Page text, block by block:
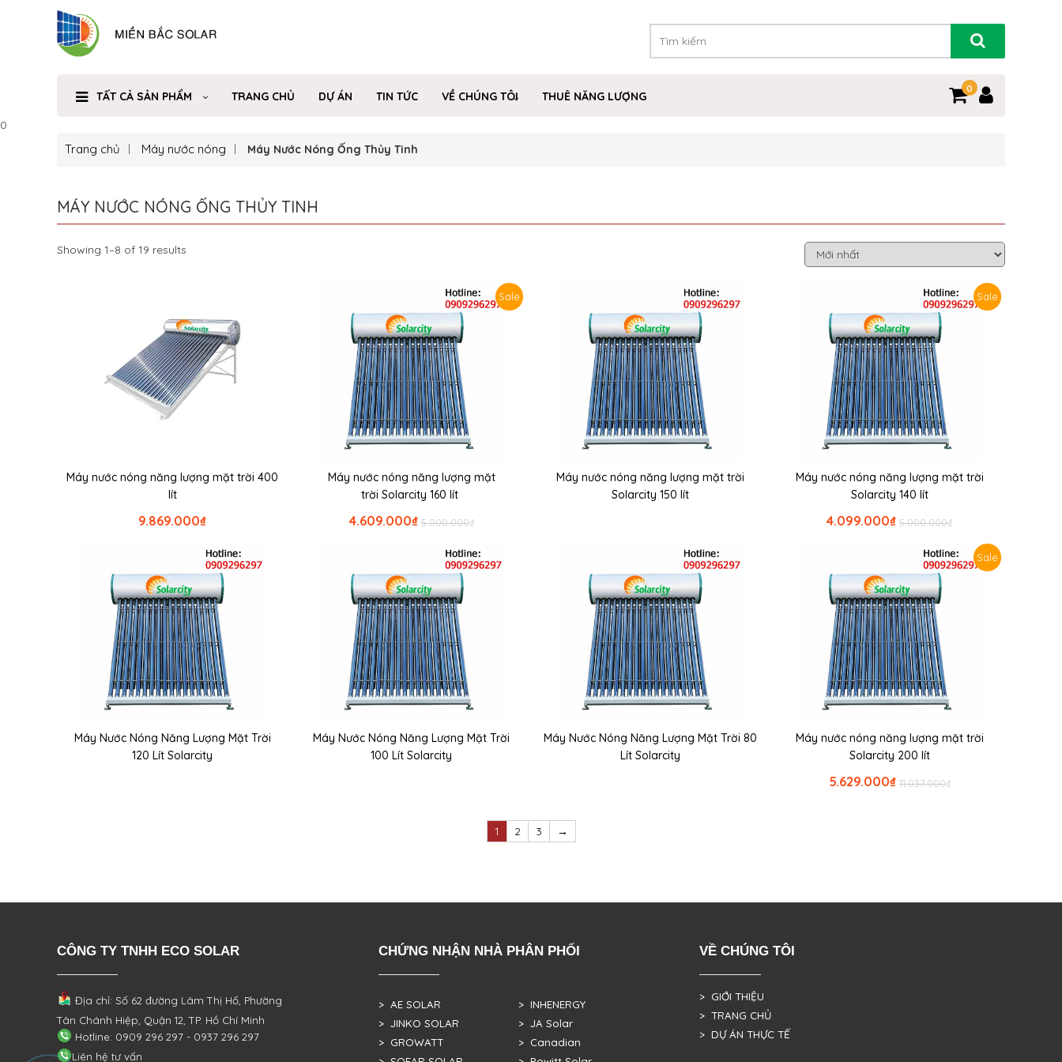
TẤT CẢ SẢN PHẨM TRANG CHỦ DỰ ÁN TIN TỨC VỀ CHÚNG TÔI THUÊ NĂNG LƯỢNG
0
0
Trang chủ Máy nước nóng Máy Nước Nóng Ống Thủy Tinh
MÁY NƯỚC NÓNG ỐNG THỦY TINH
Showing 1–8 of 19 results
Máy nước nóng năng lượng mặt trời 400
lít
₫
9.869.000
Sale
Máy nước nóng năng lượng mặt
trời Solarcity 160 lít
₫
5.000.000
₫
4.609.000
Máy nước nóng năng lượng mặt trời
Solarcity 150 lít
Sale
Máy nước nóng năng lượng mặt trời
Solarcity 140 lít
₫
5.000.000
₫
4.099.000
Máy Nước Nóng Năng Lượng Mặt Trời
120 Lít Solarcity
Máy Nước Nóng Năng Lượng Mặt Trời
100 Lít Solarcity
Máy Nước Nóng Năng Lượng Mặt Trời 80
Lít Solarcity
Sale
Máy nước nóng năng lượng mặt trời
Solarcity 200 lít
₫
11.037.000
₫
5.629.000
1 2 3 →
CÔNG TY TNHH ECO SOLAR
Địa chỉ: Số 62 đường Lâm Thị Hố, Phường
Tân Chánh Hiệp, Quận 12, TP. Hồ Chí Minh
Hotline: 0909 296 297 - 0937 296 297
Liên hệ tư vấn
CHỨNG NHẬN NHÀ PHÂN PHỐI
> AE SOLAR
> JINKO SOLAR
> GROWATT
> INHENERGY
> JA Solar
> Canadian
VỀ CHÚNG TÔI
> GIỚI THIỆU
> TRANG CHỦ
> DỰ ÁN THỰC TẾ